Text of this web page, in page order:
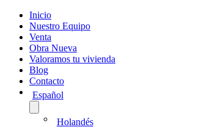
Inicio
Nuestro Equipo
Venta
Obra Nueva
Valoramos tu vivienda
Blog
Contacto
Español
Holandés